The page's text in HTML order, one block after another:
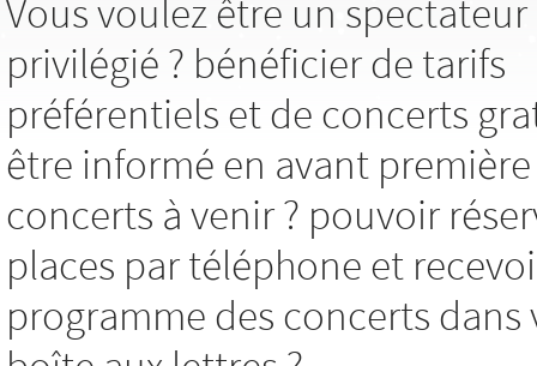
Vous voulez être un spectateur
privilégié ? bénéficier de tarifs
préférentiels et de concerts
être informé en avant
concerts à venir ? pouvoir
places par téléphone et
programme des concerts dans